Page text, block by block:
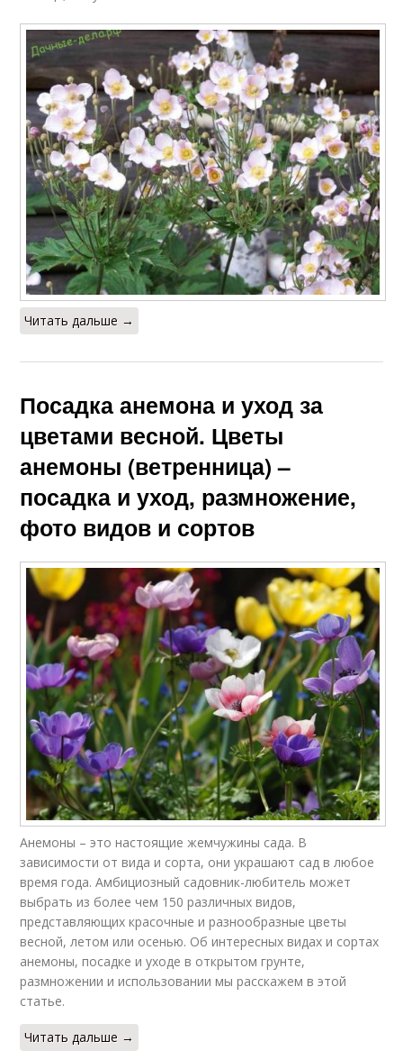
Читать дальше →
Посадка анемона и уход за
цветами весной. Цветы
анемоны (ветренница) –
посадка и уход, размножение,
фото видов и сортов
Анемоны – это настоящие жемчужины сада. В
зависимости от вида и сорта, они украшают сад в любое
время года. Амбициозный садовник-любитель может
выбрать из более чем 150 различных видов,
представляющих красочные и разнообразные цветы
весной, летом или осенью. Об интересных видах и сортах
анемоны, посадке и уходе в открытом грунте,
размножении и использовании мы расскажем в этой
статье.
Читать дальше →